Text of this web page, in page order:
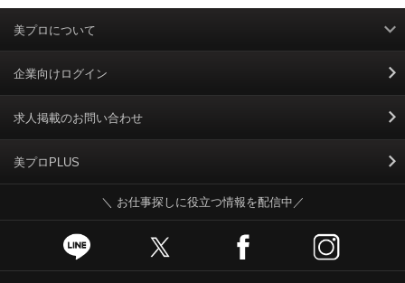
美プロについて
利用規約
掲載規約
個人情報保護ポリシー
個人情報のお取り扱いについて
Cookieポリシー
企業向けログイン
求人掲載のお問い合わせ
美プロPLUS
＼ お仕事探しに役立つ情報を配信中／